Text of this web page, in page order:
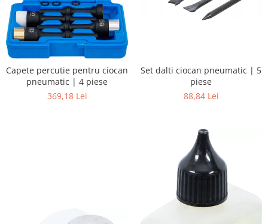
Capete percutie pentru ciocan
pneumatic | 4 piese
369,18 Lei
Set dalti ciocan pneumatic | 5
piese
88,84 Lei